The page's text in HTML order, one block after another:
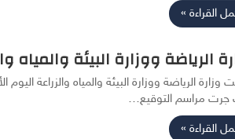
القراءة »
الرياضة ووزارة البيئة
جرت مراسم التوقيع…
القراءة »